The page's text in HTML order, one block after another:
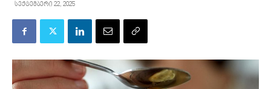
სექტემბერი 22, 2025